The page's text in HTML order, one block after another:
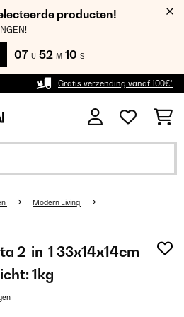
producten!
07 U 52 M 10 S
Gratis verzending vanaf 100€*
Modern Living
2-in-1 33x14x14cm
1kg